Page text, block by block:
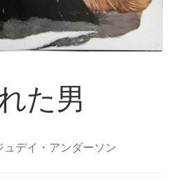
た男
デイ・アンダーソン